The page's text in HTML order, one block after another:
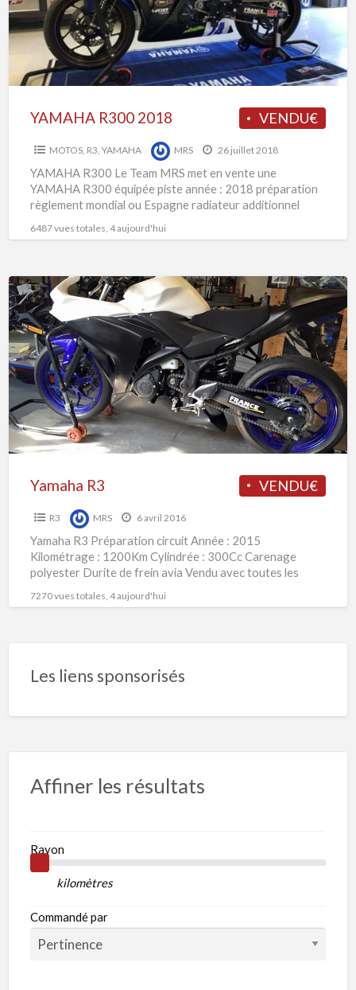
VENDU€
YAMAHA R300 2018
MOTOS, R3, YAMAHA MRS 26 juillet 2018
YAMAHA R300 Le Team MRS met en vente une
YAMAHA R300 équipée piste année : 2018 préparation
règlement mondial ou Espagne radiateur additionnel
6487 vues totales, 4 aujourd'hui
Yamaha
R3
VENDU€
Yamaha R3
R3 MRS 6 avril 2016
Yamaha R3 Préparation circuit Année : 2015
Kilométrage : 1200Km Cylindrée : 300Cc Carenage
polyester Durite de frein avia Vendu avec toutes les
7270 vues totales, 4 aujourd'hui
Les liens sponsorisés
Affiner les résultats
Rayon
kilomètres
Commandé par